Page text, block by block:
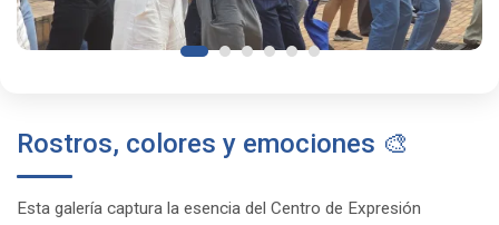
Rostros, colores y emociones 🎨
Esta galería captura la esencia del Centro de Expresión